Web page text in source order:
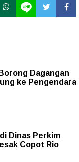
Dagangan
ke Pengendara
Dinas Perkim
Copot Rio